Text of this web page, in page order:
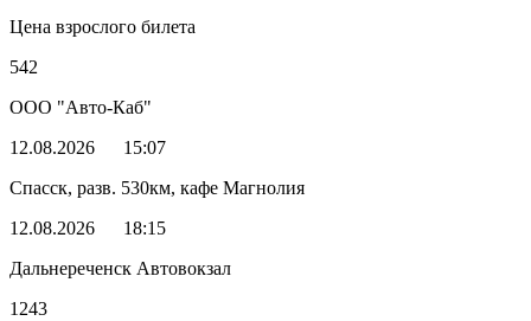
Цена взрослого билета
542
ООО "Авто-Каб"
12.08.2026
15:07
Спасск, разв. 530км, кафе Магнолия
12.08.2026
18:15
Дальнереченск Автовокзал
1243